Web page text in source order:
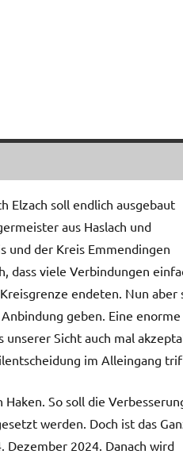
Elzach soll endlich ausgebaut
aus Haslach und
und der Kreis Emmendingen
dass viele Verbindungen
endeten. Nun aber
geben. Eine enorme
unserer Sicht auch mal
im Alleingang
So soll die
werden. Doch ist das
Dezember 2024. Danach wird